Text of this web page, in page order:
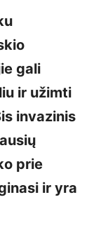
gali
ir užimti
invazinis
prie
ir yra